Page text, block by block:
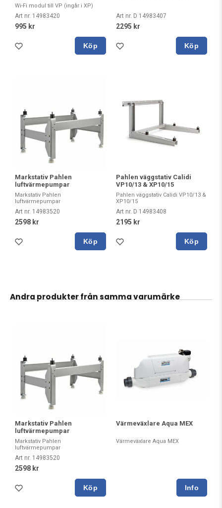
Wi-Fi modul till VP (ingår i XP)
Art nr. 14983420
995 kr
Köp
Art nr. D 14983407
2295 kr
Köp
Markstativ Pahlen
luftvärmepumpar
Markstativ Pahlen
luftvärmepumpar
Art nr. 14983520
2598 kr
Köp
Pahlen väggstativ Calidi
VP10/13 & XP10/15
Pahlen väggstativ Calidi VP10/13 &
XP10/15
Art nr. D 14983408
2195 kr
Köp
Andra produkter från samma varumärke
Markstativ Pahlen
luftvärmepumpar
Markstativ Pahlen
luftvärmepumpar
Art nr. 14983520
2598 kr
Köp
Värmeväxlare Aqua MEX
Värmeväxlare Aqua MEX